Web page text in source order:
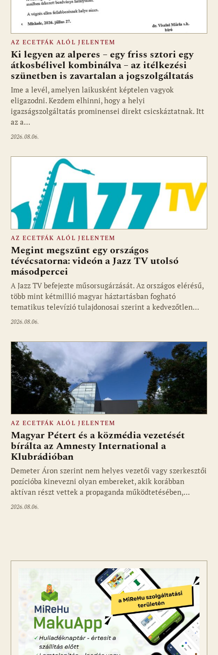
AZ ECETFÁK ALÓL JELENTEM
Ki legyen az alperes – egy friss sztori egy
átkosbélivel kombinálva – az itélkezési
szünetben is zavartalan a jogszolgáltatás
Ime a levél, amelyen laikusként képtelen vagyok
eligazodni. Kezdem elhinni, hogy a helyi
igazságszolgáltatás prominensei direkt csicskáztatnak. Itt
az a…
2026.08.06.
Fotó: media1.hu
AZ ECETFÁK ALÓL JELENTEM
Megint megszűnt egy országos
tévécsatorna: videón a Jazz TV utolsó
másodpercei
A Jazz TV befejezte műsorsugárzását. Az országos elérésű,
több mint kétmillió magyar háztartásban fogható
tematikus televízió tulajdonosai szerint a kedvezőtlen…
2026.08.06.
Fotó: media1.hu
AZ ECETFÁK ALÓL JELENTEM
Magyar Pétert és a közmédia vezetését
bírálta az Amnesty International a
Klubrádióban
Demeter Áron szerint nem helyes vezetői vagy szerkesztői
pozícióba kinevezni olyan embereket, akik korábban
aktívan részt vettek a propaganda működtetésében,…
2026.08.06.